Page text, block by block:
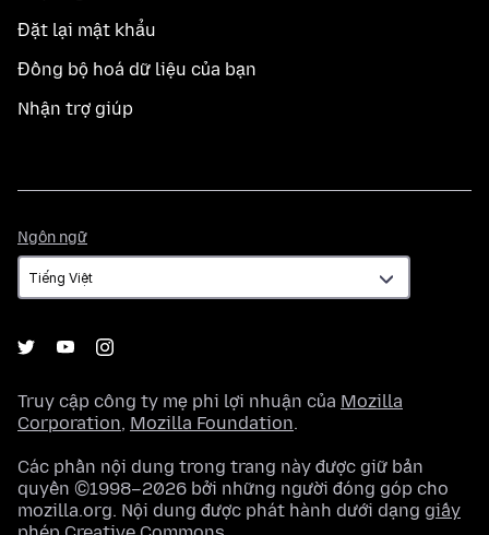
Đặt lại mật khẩu
Đồng bộ hoá dữ liệu của bạn
Nhận trợ giúp
Ngôn ngữ
ngữ
Truy cập công ty mẹ phi lợi nhuận của Mozilla
Corporation, Mozilla Foundation.
Các phần nội dung trong trang này được giữ bản
quyền ©1998–2026 bởi những người đóng góp cho
mozilla.org. Nội dung được phát hành dưới dạng giấy